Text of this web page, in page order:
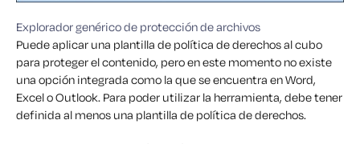
Explorador genérico de protección de archivos
Puede aplicar una plantilla de política de derechos al cubo
para proteger el contenido, pero en este momento no existe
una opción integrada como la que se encuentra en Word,
Excel o Outlook. Para poder utilizar la herramienta, debe tener
definida al menos una plantilla de política de derechos.